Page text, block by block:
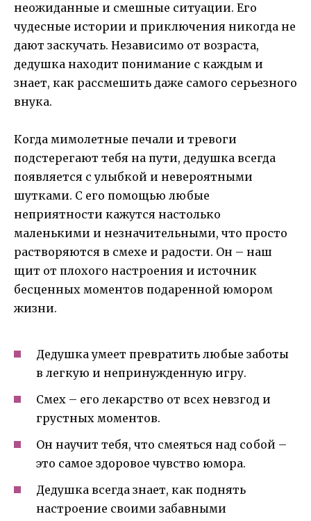
неожиданные и смешные ситуации. Его
чудесные истории и приключения никогда не
дают заскучать. Независимо от возраста,
дедушка находит понимание с каждым и
знает, как рассмешить даже самого серьезного
внука.
Когда мимолетные печали и тревоги
подстерегают тебя на пути, дедушка всегда
появляется с улыбкой и невероятными
шутками. С его помощью любые
неприятности кажутся настолько
маленькими и незначительными, что просто
растворяются в смехе и радости. Он – наш
щит от плохого настроения и источник
бесценных моментов подаренной юмором
жизни.
Дедушка умеет превратить любые заботы
в легкую и непринужденную игру.
Смех – его лекарство от всех невзгод и
грустных моментов.
Он научит тебя, что смеяться над собой –
это самое здоровое чувство юмора.
Дедушка всегда знает, как поднять
настроение своими забавными